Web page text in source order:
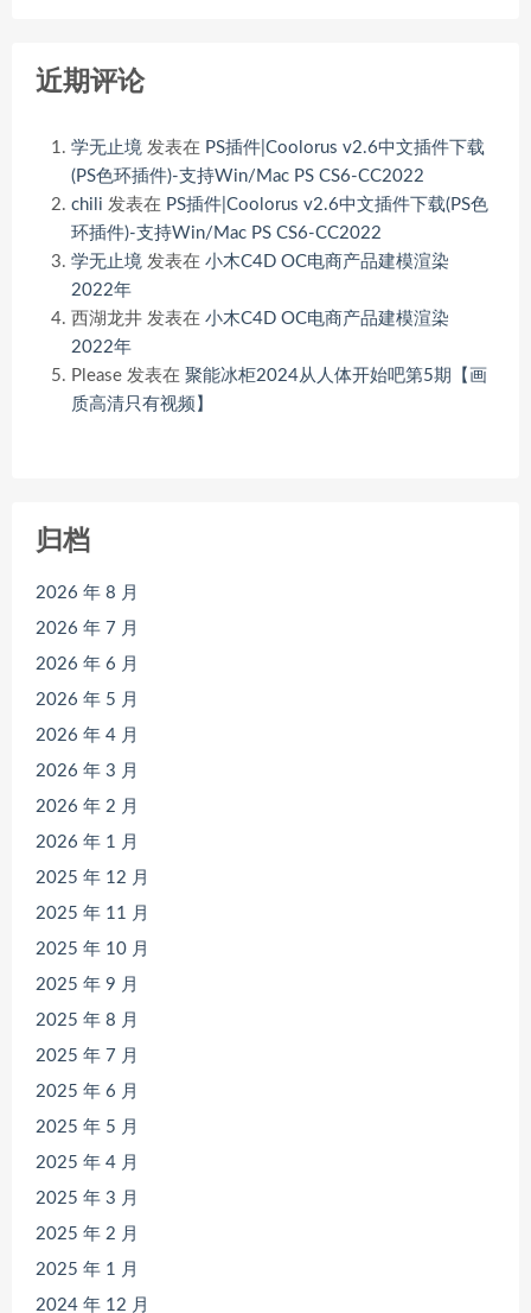
近期评论
学无止境 发表在 PS插件|Coolorus v2.6中文插件下载
(PS色环插件)-支持Win/Mac PS CS6-CC2022
chili 发表在 PS插件|Coolorus v2.6中文插件下载(PS色
环插件)-支持Win/Mac PS CS6-CC2022
学无止境 发表在 小木C4D OC电商产品建模渲染
2022年
西湖龙井 发表在 小木C4D OC电商产品建模渲染
2022年
Please 发表在 聚能冰柜2024从人体开始吧第5期【画
质高清只有视频】
归档
2026 年 8 月
2026 年 7 月
2026 年 6 月
2026 年 5 月
2026 年 4 月
2026 年 3 月
2026 年 2 月
2026 年 1 月
2025 年 12 月
2025 年 11 月
2025 年 10 月
2025 年 9 月
2025 年 8 月
2025 年 7 月
2025 年 6 月
2025 年 5 月
2025 年 4 月
2025 年 3 月
2025 年 2 月
2025 年 1 月
2024 年 12 月